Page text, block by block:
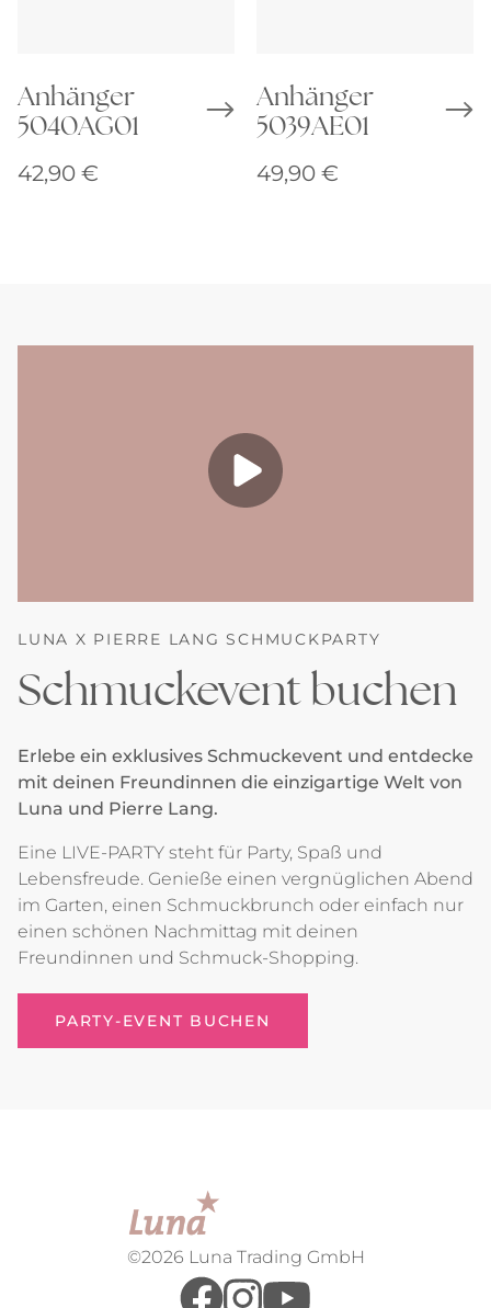
Anhänger
5040AG01
42,90 €
Anhänger
5039AE01
49,90 €
LUNA X PIERRE LANG SCHMUCKPARTY
Schmuckevent buchen
Erlebe ein exklusives Schmuckevent und entdecke
mit deinen Freundinnen die einzigartige Welt von
Luna und Pierre Lang.
Eine LIVE-PARTY steht für Party, Spaß und
Lebensfreude. Genieße einen vergnüglichen Abend
im Garten, einen Schmuckbrunch oder einfach nur
einen schönen Nachmittag mit deinen
Freundinnen und Schmuck-Shopping.
PARTY-EVENT BUCHEN
©2026 Luna Trading GmbH